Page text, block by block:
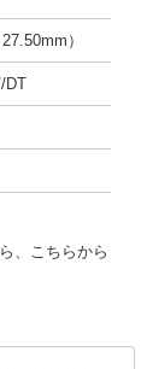
）
DT
、こちらから